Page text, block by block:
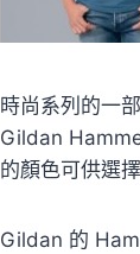
時尚系列的一
Gildan
的顏色可供選
Gildan 的